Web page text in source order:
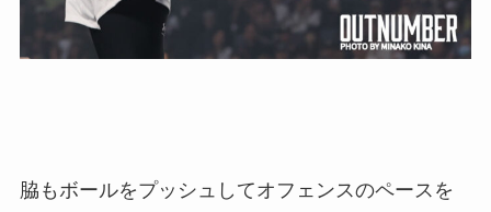
脇もボールをプッシュしてオフェンスのペースを